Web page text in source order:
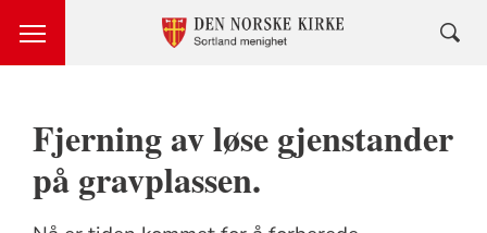
Fjerning av løse gjenstander
på gravplassen.